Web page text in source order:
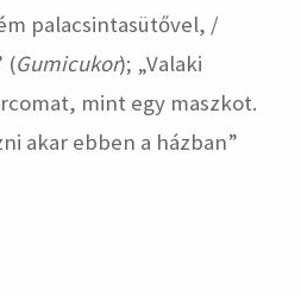
palacsintasütővel, /
(Gumicukor); „Valaki
mint egy maszkot.
akar ebben a házban”